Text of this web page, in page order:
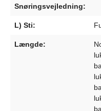
Snøringsvejledning:
L) Sti:
Længde: